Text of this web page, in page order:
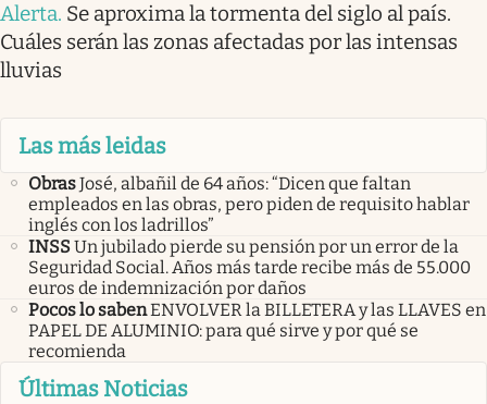
Alerta. Se aproxima la tormenta del siglo al país.
Cuáles serán las zonas afectadas por las intensas
lluvias
Las más leidas
ObrasJosé, albañil de 64 años: “Dicen que faltan
empleados en las obras, pero piden de requisito hablar
inglés con los ladrillos”
INSSUn jubilado pierde su pensión por un error de la
Seguridad Social. Años más tarde recibe más de 55.000
euros de indemnización por daños
Pocos lo sabenENVOLVER la BILLETERA y las LLAVES en
PAPEL DE ALUMINIO: para qué sirve y por qué se
recomienda
Últimas Noticias